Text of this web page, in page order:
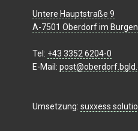
Untere Hauptstraße 9
A-7501 Oberdorf im
Tel: +43 3352 6204-0
E-Mail:
Umsetzung: suxxess